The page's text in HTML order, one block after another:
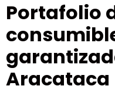
Portafolio
Aracataca